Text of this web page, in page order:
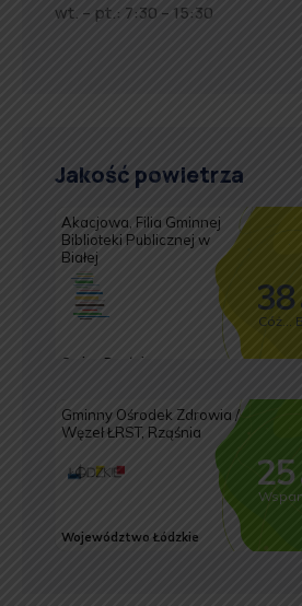
wt. – pt.: 7:30 – 15:30
Jakość powietrza